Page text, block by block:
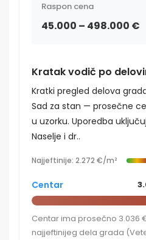
Raspon cena
45.000 – 498.000 €
Kratak vodič po
Kratki pregled delova
Sad za stan — prosečne
u uzorku. Uporedba
Naselje i dr..
Najjeftinije: 2.272 €/m²
Centar
Centar ima prosečno 3.036
najjeftinijeg dela grada